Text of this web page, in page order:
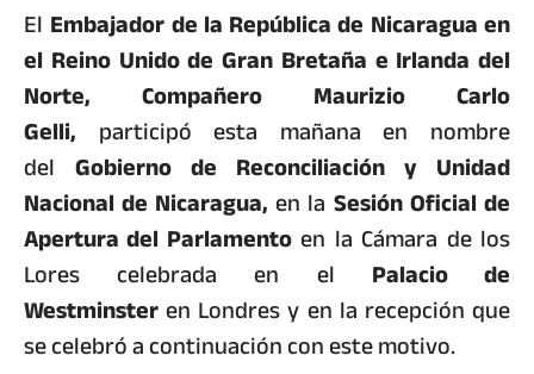
El Embajador de la República de Nicaragua en
el Reino Unido de Gran Bretaña e Irlanda del
Norte, Compañero Maurizio Carlo
Gelli, participó esta mañana en nombre
del Gobierno de Reconciliación y Unidad
Nacional de Nicaragua,en laSesión Oficial de
Apertura del Parlamentoen la Cámara de los
Lores celebrada en el Palacio de
Westminsteren Londres y en la recepción que
se celebró a continuación con este motivo.